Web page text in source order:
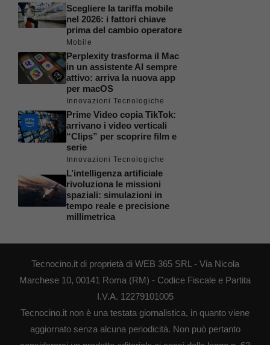
Scegliere la tariffa mobile
nel 2026: i fattori chiave
prima del cambio operatore
Mobile
Perplexity trasforma il Mac
in un assistente AI sempre
attivo: arriva la nuova app
per macOS
Innovazioni Tecnologiche
Prime Video copia TikTok:
arrivano i video verticali
“Clips” per scoprire film e
serie
Innovazioni Tecnologiche
L’intelligenza artificiale
rivoluziona le missioni
spaziali: simulazioni in
tempo reale e precisione
millimetrica
Tecnocino.it di proprietà di WEB 365 SRL - Via Nicola
Marchese 10, 00141 Roma (RM) - Codice Fiscale e Partita
I.V.A. 12279101005
Tecnocino.it non è una testata giornalistica, in quanto viene
aggiornato senza alcuna periodicità. Non può pertanto